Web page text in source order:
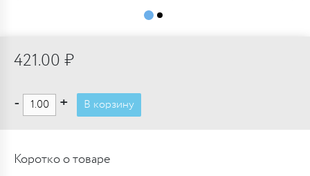
421.00 ₽
- + В корзину
Коротко о товаре